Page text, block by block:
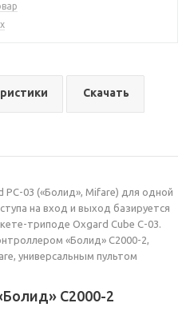
Скачать
РС-03 («Болид», Mifare) для одной
на вход и выход базируется
триподе Oxgard Cube С-03.
«Болид» С2000-2,
универсальным пультом
С2000-2